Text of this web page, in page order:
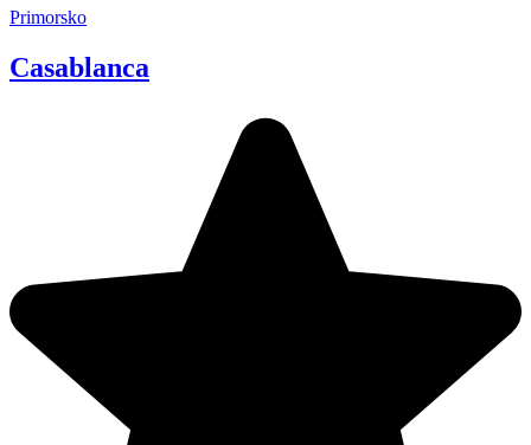
Primorsko
Casablanca